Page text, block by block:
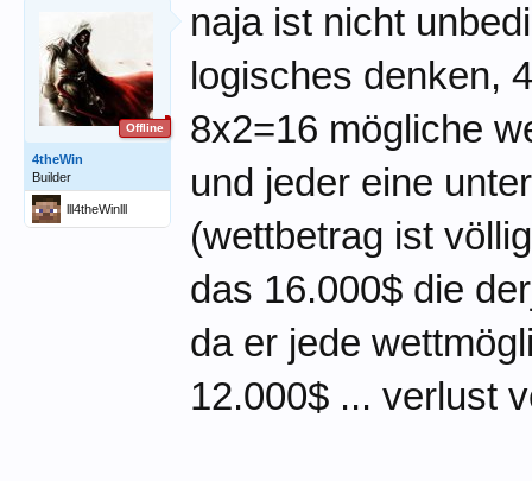
Offline
4theWin
Builder
lll4theWinlll
naja ist nicht
logisches denken,
8x2=16 mögliche
und jeder eine
(wettbetrag ist
das 16.000$ die
da er jede
12.000$ ... verlust